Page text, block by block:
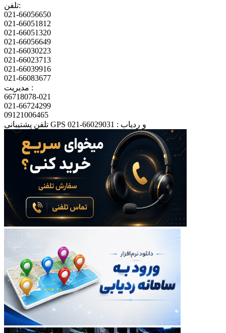
تلفن:
021-66056650
021-66051812
021-66051320
021-66056649
021-66030223
021-66023713
021-66039916
021-66083677
مدیریت :
66718078-021
021-66724299
09121006465
تلفن پشتیبانی GPS و ردیاب : 66029031-021